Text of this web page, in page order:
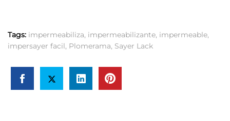
Tags: impermeabiliza, impermeabilizante, impermeable,
impersayer facil, Plomerama, Sayer Lack